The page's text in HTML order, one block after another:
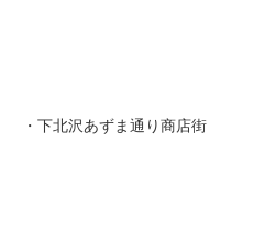
・下北沢あずま通り商店街